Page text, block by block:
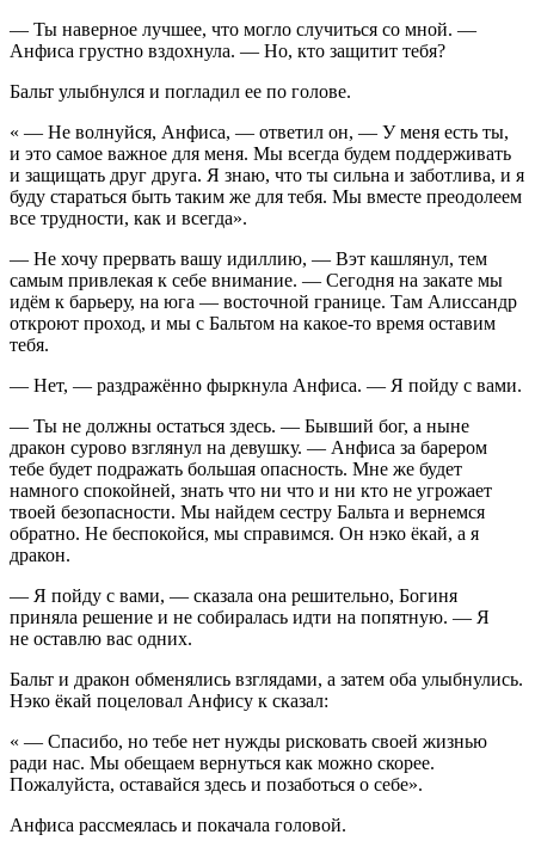
— Ты наверное лучшее, что могло случиться со мной. —
Анфиса грустно вздохнула. — Но, кто защитит тебя?
Бальт улыбнулся и погладил ее по голове.
« — Не волнуйся, Анфиса, — ответил он, — У меня есть ты,
и это самое важное для меня. Мы всегда будем поддерживать
и защищать друг друга. Я знаю, что ты сильна и заботлива, и я
буду стараться быть таким же для тебя. Мы вместе преодолеем
все трудности, как и всегда».
— Не хочу прервать вашу идиллию, — Вэт кашлянул, тем
самым привлекая к себе внимание. — Сегодня на закате мы
идём к барьеру, на юга — восточной границе. Там Алиссандр
откроют проход, и мы с Бальтом на какое-то время оставим
тебя.
— Нет, — раздражённо фыркнула Анфиса. — Я пойду с вами.
— Ты не должны остаться здесь. — Бывший бог, а ныне
дракон сурово взглянул на девушку. — Анфиса за барером
тебе будет подражать большая опасность. Мне же будет
намного спокойней, знать что ни что и ни кто не угрожает
твоей безопасности. Мы найдем сестру Бальта и вернемся
обратно. Не беспокойся, мы справимся. Он нэко ёкай, а я
дракон.
— Я пойду с вами, — сказала она решительно, Богиня
приняла решение и не собиралась идти на попятную. — Я
не оставлю вас одних.
Бальт и дракон обменялись взглядами, а затем оба улыбнулись.
Нэко ёкай поцеловал Анфису к сказал:
« — Спасибо, но тебе нет нужды рисковать своей жизнью
ради нас. Мы обещаем вернуться как можно скорее.
Пожалуйста, оставайся здесь и позаботься о себе».
Анфиса рассмеялась и покачала головой.